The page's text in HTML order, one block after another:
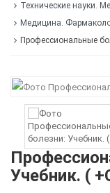
Технические науки.
Медицина.
Профессиональные
Учебник. (